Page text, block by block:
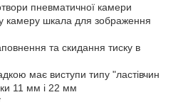
пневматичної камери
камеру шкала для зображення
та скидання тиску в
має виступи типу "ластівчин
11 мм і 22 мм